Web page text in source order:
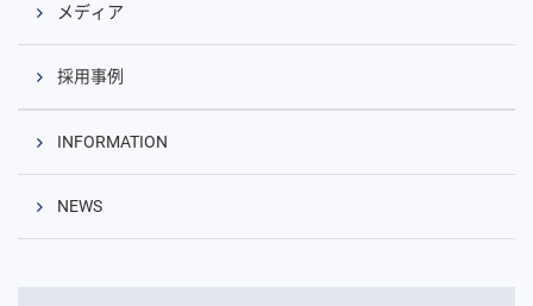
メディア
採用事例
INFORMATION
NEWS